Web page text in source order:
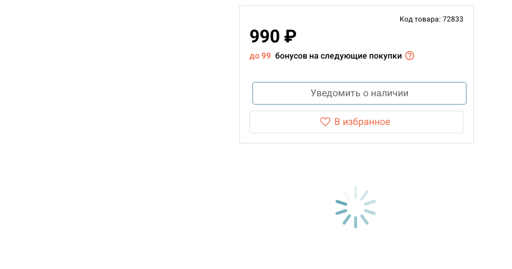
Код товара: 72833
990 ₽
до 99 бонусов на следующие покупки
Уведомить о наличии
В избранное